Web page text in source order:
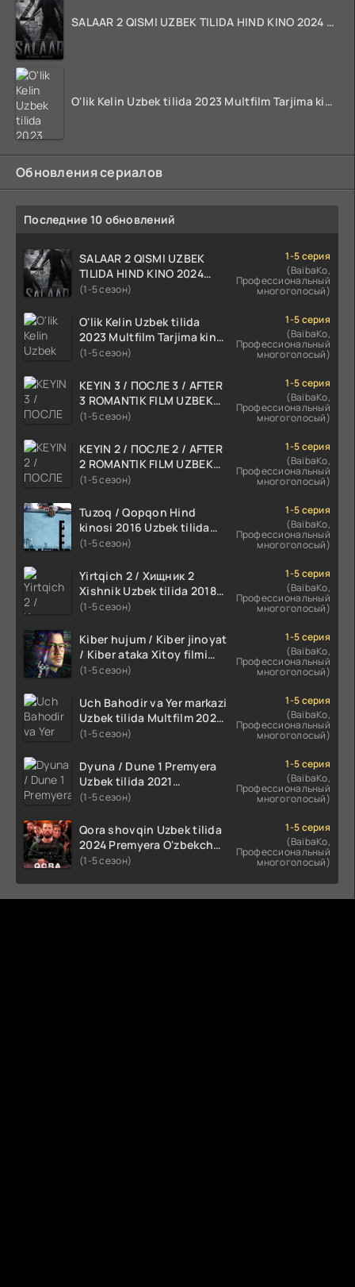
SALAAR 2 QISMI UZBEK TILIDA HIND KINO 2024 TARJIMA 720p HD Skachat
O'lik Kelin Uzbek tilida 2023 Multfilm Tarjima kino skachat
Обновления сериалов
Последние 10 обновлений
SALAAR 2 QISMI UZBEK
TILIDA HIND KINO 2024
TARJIMA 720p HD Skachat
(1-5 сезон)
1-5 серия
(BaibaKo,
Профессиональный
многоголосый)
O'lik Kelin Uzbek tilida
2023 Multfilm Tarjima kino
skachat
(1-5 сезон)
1-5 серия
(BaibaKo,
Профессиональный
многоголосый)
KEYIN 3 / ПОСЛЕ 3 / AFTER
3 ROMANTIK FILM UZBEK
TILIDA 2021 TARJIMA FILM
(1-5 сезон)
1-5 серия
(BaibaKo,
Профессиональный
многоголосый)
KEYIN 2 / ПОСЛЕ 2 / AFTER
2 ROMANTIK FILM UZBEK
TILIDA 2020 TARJIMA FILM
(1-5 сезон)
1-5 серия
(BaibaKo,
Профессиональный
многоголосый)
Tuzoq / Qopqon Hind
kinosi 2016 Uzbek tilida
tarjima film HD
(1-5 сезон)
1-5 серия
(BaibaKo,
Профессиональный
многоголосый)
Yirtqich 2 / Хищник 2
Xishnik Uzbek tilida 2018-
2024 O'zbekcha tarjima
(1-5 сезон)
1-5 серия
(BaibaKo,
Профессиональный
многоголосый)
Kiber hujum / Kiber jinoyat
/ Kiber ataka Xitoy filmi
Uzbek tilida O'zbekcha
HD skachat
(1-5 сезон)
1-5 серия
(BaibaKo,
Профессиональный
многоголосый)
Uch Bahodir va Yer markazi
Uzbek tilida Multfilm 2025
tarjima HD skachat
(1-5 сезон)
1-5 серия
(BaibaKo,
Профессиональный
многоголосый)
Dyuna / Dune 1 Premyera
Uzbek tilida 2021
O'zbekcha tarjima kino HD
(1-5 сезон)
1-5 серия
(BaibaKo,
Профессиональный
многоголосый)
Qora shovqin Uzbek tilida
2024 Premyera O'zbekcha
tarjima kino HD skachat
(1-5 сезон)
1-5 серия
(BaibaKo,
Профессиональный
многоголосый)